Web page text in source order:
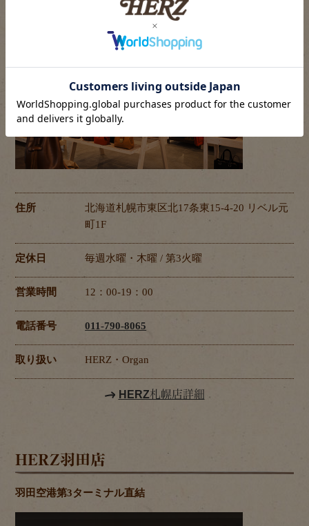
住所
北海道札幌市東区北17条東15-4-20 リベル元
町1F
定休日 毎週水曜・木曜 / 第3火曜
営業時間 12：00-19：00
電話番号 011-790-8065
取り扱い HERZ・Organ
HERZ札幌店詳細
HERZ羽田店
羽田空港第3ターミナル直結